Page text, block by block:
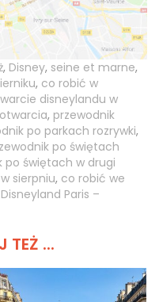
, Disney, seine et marne,
, co robić w
disneylandu w
, przewodnik
po parkach rozrywki,
po świętach
po świętach w drugi
sierpniu, co robić we
Disneyland Paris –
TEŻ ...